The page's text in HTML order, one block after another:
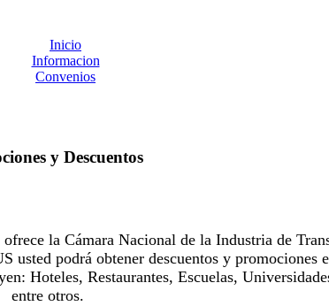
Inicio
Informacion
Convenios
y Descuentos
la Cámara Nacional de la Industria de
podrá obtener descuentos y promociones
Hoteles, Restaurantes, Escuelas,
entre otros.